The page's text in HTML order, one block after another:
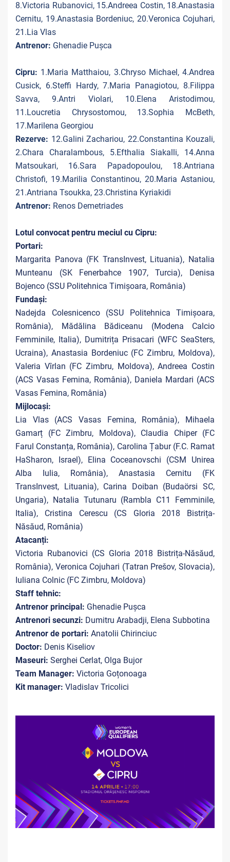
8.Victoria Rubanovici, 15.Andreea Costin, 18.Anastasia
Cernitu, 19.Anastasia Bordeniuc, 20.Veronica Cojuhari,
21.Lia Vlas
Antrenor: Ghenadie Pușca
Cipru: 1.Maria Matthaiou, 3.Chryso Michael, 4.Andrea
Cusick, 6.Steffi Hardy, 7.Maria Panagiotou, 8.Filippa
Savva, 9.Antri Violari, 10.Elena Aristodimou,
11.Loucretia Chrysostomou, 13.Sophia McBeth,
17.Marilena Georgiou
Rezerve: 12.Galini Zachariou, 22.Constantina Kouzali,
2.Chara Charalambous, 5.Efthalia Siakalli, 14.Anna
Matsoukari, 16.Sara Papadopoulou, 18.Antriana
Christofi, 19.Marilia Constantinou, 20.Maria Astaniou,
21.Antriana Tsoukka, 23.Christina Kyriakidi
Antrenor: Renos Demetriades
Lotul convocat pentru meciul cu Cipru:
Portari:
Margarita Panova (FK TransInvest, Lituania), Natalia
Munteanu (SK Fenerbahce 1907, Turcia), Denisa
Bojenco (SSU Politehnica Timișoara, România)
Fundași:
Nadejda Colesnicenco (SSU Politehnica Timișoara,
România), Mădălina Bădiceanu (Modena Calcio
Femminile, Italia), Dumitrița Prisacari (WFC SeaSters,
Ucraina), Anastasia Bordeniuc (FC Zimbru, Moldova),
Valeria Vîrlan (FC Zimbru, Moldova), Andreea Costin
(ACS Vasas Femina, România), Daniela Mardari (ACS
Vasas Femina, România)
Mijlocași:
Lia Vlas (ACS Vasas Femina, România), Mihaela
Gamarț (FC Zimbru, Moldova), Claudia Chiper (FC
Farul Constanța, România), Carolina Țabur (F.C. Ramat
HaSharon, Israel), Elina Coceanovschi (CSM Unirea
Alba Iulia, România), Anastasia Cernitu (FK
TransInvest, Lituania), Carina Doiban (Budaörsi SC,
Ungaria), Natalia Tutunaru (Rambla C11 Femminile,
Italia), Cristina Cerescu (CS Gloria 2018 Bistrița-
Năsăud, România)
Atacanți:
Victoria Rubanovici (CS Gloria 2018 Bistrița-Năsăud,
România), Veronica Cojuhari (Tatran Prešov, Slovacia),
Iuliana Colnic (FC Zimbru, Moldova)
Staff tehnic:
Antrenor principal: Ghenadie Pușca
Antrenori secunzi: Dumitru Arabadji, Elena Subbotina
Antrenor de portari: Anatolii Chirinciuc
Doctor: Denis Kiseliov
Maseuri: Serghei Cerlat, Olga Bujor
Team Manager: Victoria Goțonoaga
Kit manager: Vladislav Tricolici